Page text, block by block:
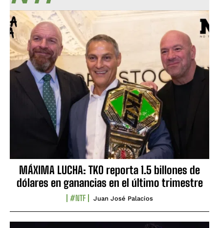
MÁXIMA LUCHA: TKO reporta 1.5 billones de
dólares en ganancias en el último trimestre
#NTF Juan José Palacios